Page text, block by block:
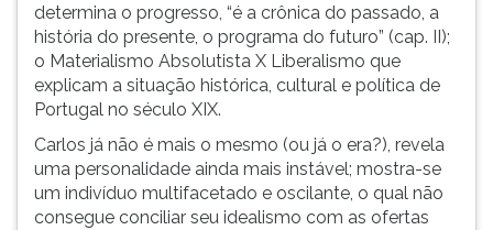
determina o progresso, “é a crônica do passado, a
história do presente, o programa do futuro” (cap. II);
o Materialismo Absolutista X Liberalismo que
explicam a situação histórica, cultural e política de
Portugal no século XIX.
Carlos já não é mais o mesmo (ou já o era?), revela
uma personalidade ainda mais instável; mostra-se
um indivíduo multifacetado e oscilante, o qual não
consegue conciliar seu idealismo com as ofertas